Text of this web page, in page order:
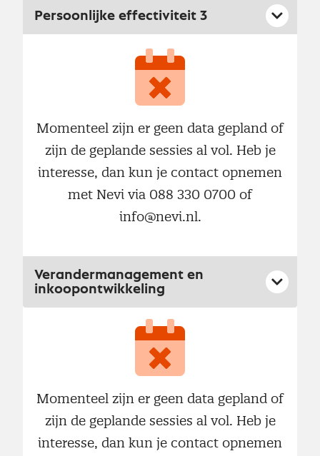
Persoonlijke effectiviteit 3
Momenteel zijn er geen data gepland of
zijn de geplande sessies al vol. Heb je
interesse, dan kun je contact opnemen
met Nevi via 088 330 0700 of
info@nevi.nl.
Verandermanagement en
inkoopontwikkeling
Momenteel zijn er geen data gepland of
zijn de geplande sessies al vol. Heb je
interesse, dan kun je contact opnemen